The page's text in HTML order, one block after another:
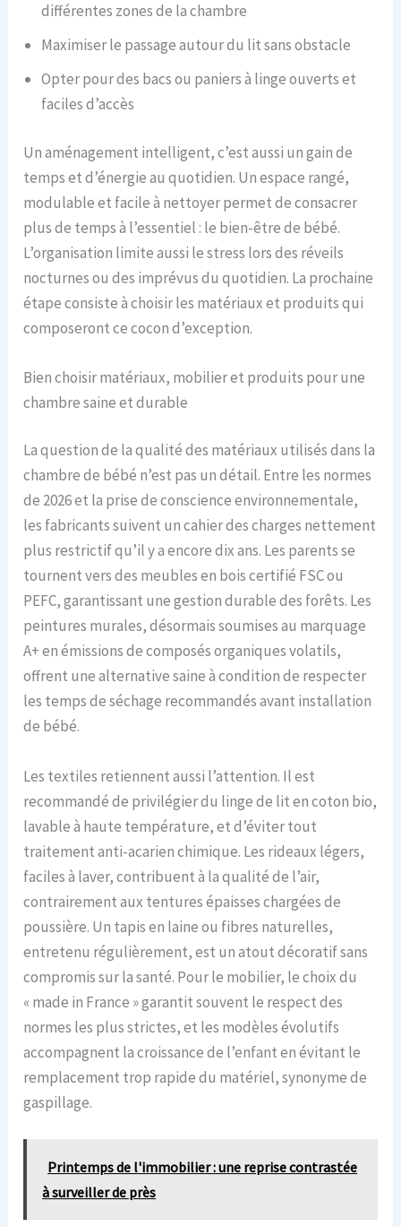
différentes zones de la chambre
Maximiser le passage autour du lit sans obstacle
Opter pour des bacs ou paniers à linge ouverts et
faciles d’accès
Un aménagement intelligent, c’est aussi un gain de
temps et d’énergie au quotidien. Un espace rangé,
modulable et facile à nettoyer permet de consacrer
plus de temps à l’essentiel : le bien-être de bébé.
L’organisation limite aussi le stress lors des réveils
nocturnes ou des imprévus du quotidien. La prochaine
étape consiste à choisir les matériaux et produits qui
composeront ce cocon d’exception.
Bien choisir matériaux, mobilier et produits pour une
chambre saine et durable
La question de la qualité des matériaux utilisés dans la
chambre de bébé n’est pas un détail. Entre les normes
de 2026 et la prise de conscience environnementale,
les fabricants suivent un cahier des charges nettement
plus restrictif qu’il y a encore dix ans. Les parents se
tournent vers des meubles en bois certifié FSC ou
PEFC, garantissant une gestion durable des forêts. Les
peintures murales, désormais soumises au marquage
A+ en émissions de composés organiques volatils,
offrent une alternative saine à condition de respecter
les temps de séchage recommandés avant installation
de bébé.
Les textiles retiennent aussi l’attention. Il est
recommandé de privilégier du linge de lit en coton bio,
lavable à haute température, et d’éviter tout
traitement anti-acarien chimique. Les rideaux légers,
faciles à laver, contribuent à la qualité de l’air,
contrairement aux tentures épaisses chargées de
poussière. Un tapis en laine ou fibres naturelles,
entretenu régulièrement, est un atout décoratif sans
compromis sur la santé. Pour le mobilier, le choix du
« made in France » garantit souvent le respect des
normes les plus strictes, et les modèles évolutifs
accompagnent la croissance de l’enfant en évitant le
remplacement trop rapide du matériel, synonyme de
gaspillage.
Printemps de l'immobilier : une reprise contrastée
à surveiller de près